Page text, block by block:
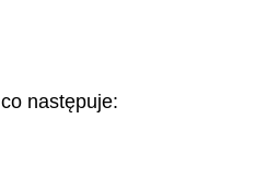
następuje: